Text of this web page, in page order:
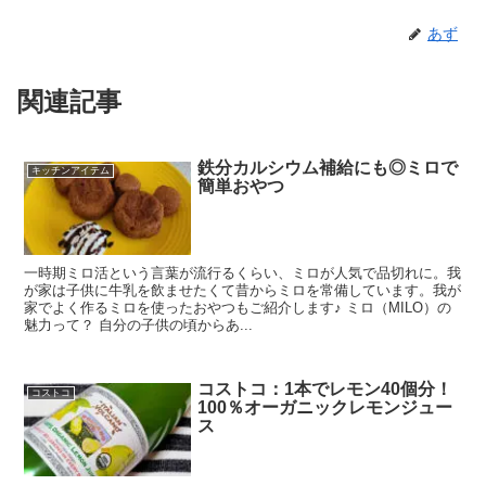
あず
関連記事
キッチンアイテム
鉄分カルシウム補給にも◎ミロで
簡単おやつ
一時期ミロ活という言葉が流行るくらい、ミロが人気で品切れに。我
が家は子供に牛乳を飲ませたくて昔からミロを常備しています。我が
家でよく作るミロを使ったおやつもご紹介します♪ ミロ（MILO）の
魅力って？ 自分の子供の頃からあ...
コストコ
コストコ：1本でレモン40個分！
100％オーガニックレモンジュー
ス